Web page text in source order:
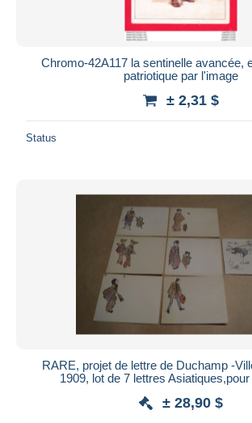
Chromo-42A117 la sentinelle avancée,
patriotique par l'image
± 2,31 $
Status
RARE, projet de lettre de Duchamp -
1909, lot de 7 lettres
± 28,90 $